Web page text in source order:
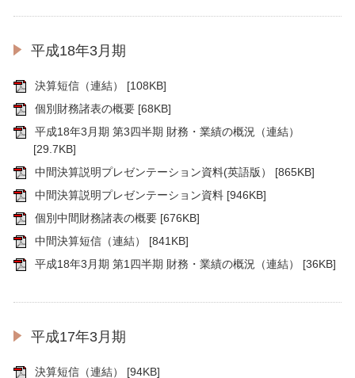
平成18年3月期
決算短信（連結）
[108KB]
個別財務諸表の概要[68KB]
平成18年3月期 第3四半期 財務・業績の概況（連結）
[29.7KB]
中間決算説明プレゼンテーション資料(英語版）
[865KB]
中間決算説明プレゼンテーション資料[946KB]
個別中間財務諸表の概要[676KB]
中間決算短信（連結）
[841KB]
平成18年3月期 第1四半期 財務・業績の概況（連結）
[36KB]
平成17年3月期
決算短信（連結） [94KB]